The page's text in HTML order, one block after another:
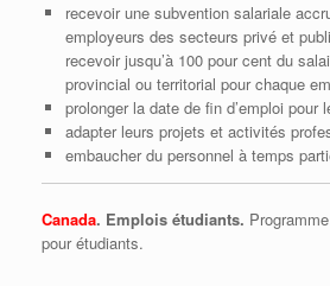
recevoir une subvention salariale
employeurs des secteurs privé et
recevoir jusqu’à 100 pour cent du
provincial ou territorial pour chaque
prolonger la date de fin d’emploi pour
adapter leurs projets et activités
embaucher du personnel à temps
Canada. Emplois étudiants.
pour étudiants.